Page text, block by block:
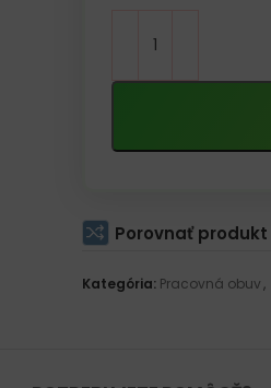
Porovnať produkt
Kategória: Pracovná obuv ,